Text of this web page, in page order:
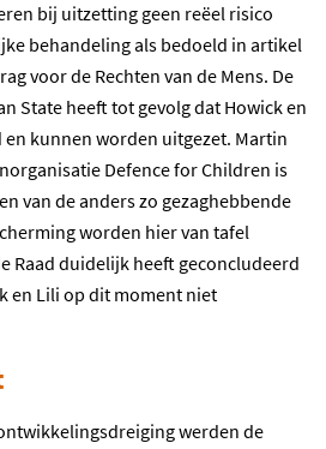
bij uitzetting geen reëel risico
behandeling als bedoeld in artikel
voor de Rechten van de Mens. De
State heeft tot gevolg dat Howick en
kunnen worden uitgezet. Martin
Defence for Children is
van de anders zo gezaghebbende
worden hier van tafel
Raad duidelijk heeft geconcludeerd
en Lili op dit moment niet
werden de